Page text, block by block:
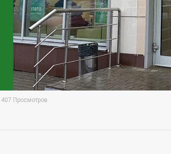
407 Просмотров